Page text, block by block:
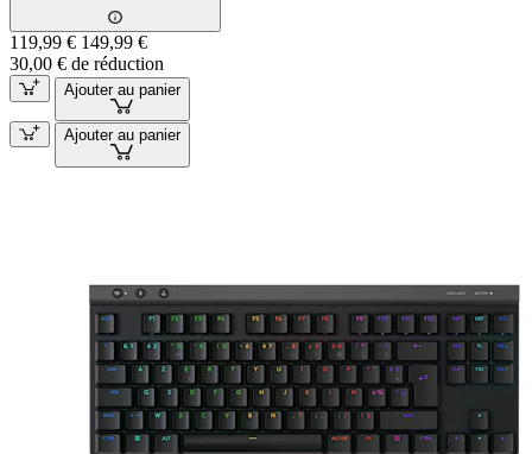
119,99 € 149,99 €
30,00 € de réduction
Ajouter au panier
Ajouter au panier